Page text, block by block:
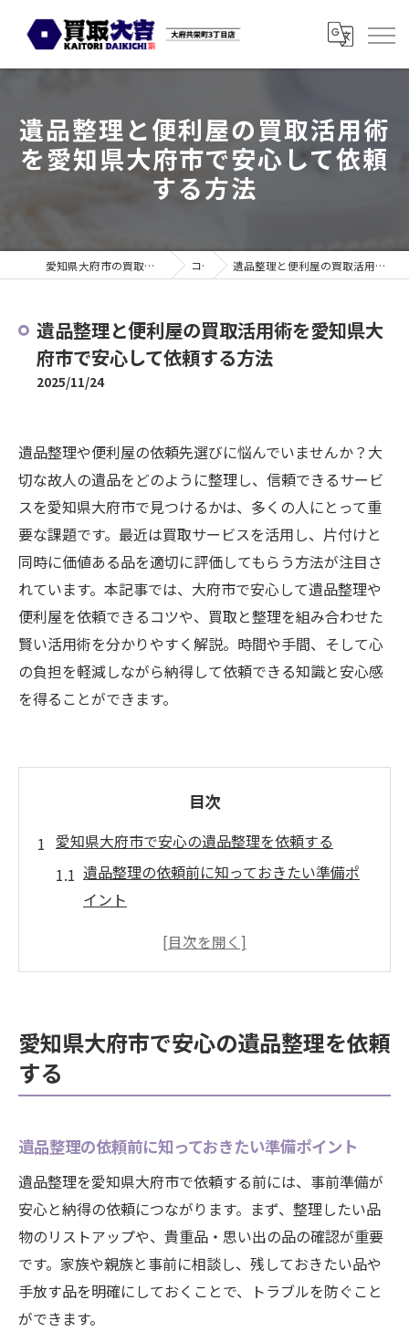
遺品整理と便利屋の買取活用術
を愛知県大府市で安心して依頼
する方法
愛知県大府市の買取なら買取大吉 大府共栄町3丁目店 コラム 遺品整理と便利屋の買取活用術を愛知県大府市で安心して依頼する方法
遺品整理と便利屋の買取活用術を愛知県大
府市で安心して依頼する方法
2025/11/24
遺品整理や便利屋の依頼先選びに悩んでいませんか？大
切な故人の遺品をどのように整理し、信頼できるサービ
スを愛知県大府市で見つけるかは、多くの人にとって重
要な課題です。最近は買取サービスを活用し、片付けと
同時に価値ある品を適切に評価してもらう方法が注目さ
れています。本記事では、大府市で安心して遺品整理や
便利屋を依頼できるコツや、買取と整理を組み合わせた
賢い活用術を分かりやすく解説。時間や手間、そして心
の負担を軽減しながら納得して依頼できる知識と安心感
を得ることができます。
目次
愛知県大府市で安心の遺品整理を依頼する
遺品整理の依頼前に知っておきたい準備ポ
イント
大府市で安心して遺品整理を進めるコツ
口コミや評判を活かした遺品整理業者の選
遺品整理を便利屋に依頼する際の注意点
便利屋利用で手間を省く遺品整理の進め方
遺品整理と買取サービスの上手な組み合わ
せ方
複数サービスを同時に依頼するメリット
遺品整理に強い便利屋の見極め方を解説
買取も活用した遺品整理の新常識
愛知県大府市で安心の遺品整理を依頼
する
遺品整理の依頼前に知っておきたい準備ポイント
遺品整理を愛知県大府市で依頼する前には、事前準備が
安心と納得の依頼につながります。まず、整理したい品
物のリストアップや、貴重品・思い出の品の確認が重要
です。家族や親族と事前に相談し、残しておきたい品や
手放す品を明確にしておくことで、トラブルを防ぐこと
ができます。